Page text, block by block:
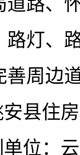
路灯、
善周边
县住
位：